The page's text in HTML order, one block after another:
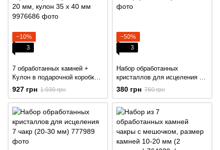
−10%
3
7 обработанных камней +
Кулон в подарочной коробке,
размер камней 15-20 мм,
кулон 35 х 40 мм
927 грн 1 030 грн
−50%
3
Набор обработанных
кристаллов для исцеления 7
чакр (15-20 мм)
380 грн 760 грн